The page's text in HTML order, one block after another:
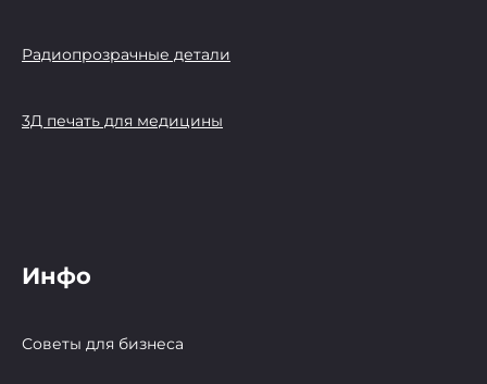
Радиопрозрачные детали
3Д печать для медицины
Инфо
Советы для бизнеса